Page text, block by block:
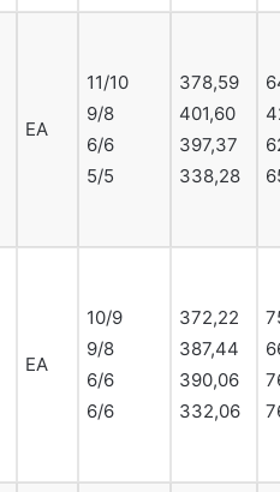
EA
11/10
9/8
6/6
5/5
378,59
401,60
397,37
338,28
EA
10/9
9/8
6/6
6/6
372,22
387,44
390,06
332,06